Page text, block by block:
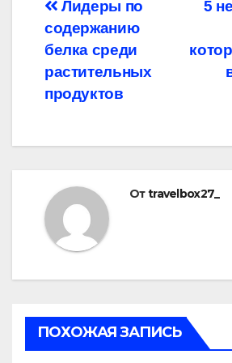
Навигация
по
записям
5
Лидеры по
содержанию
белка среди
растительных
продуктов
Отtravelbox27_
ПОХОЖАЯ ЗАПИСЬ